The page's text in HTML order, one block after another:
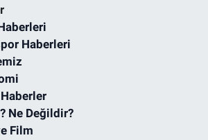
Haberleri
Ne Değildir?
Film